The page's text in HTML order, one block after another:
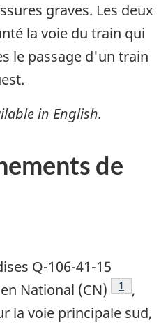
graves. Les deux
la voie du train qui
le passage d'un train
in English.
de
Q-106-41-15
National (CN)
Note de
1
,
la voie principale sud,